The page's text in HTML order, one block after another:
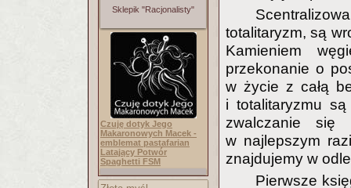
Sklepik "Racjonalisty"
Czuję dotyk Jego
Makaronowych Macek -
emblemat pastafarian
Latający Potwór
Spaghetti FSM
totalitaryzm, są
Kamieniem
przekonanie o
w życie z całą
i totalitaryzmu
zwalczanie
w najlepszym
znajdujemy w
Pierwsze